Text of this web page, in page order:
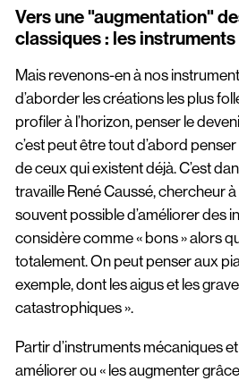
Vers une "augmentation"
classiques : les
Mais revenons-en à nos
d’aborder les créations les plus
profiler à l’horizon, penser le
c’est peut être tout d’abord
de ceux qui existent déjà. C’est
travaille René Caussé, chercheur à
souvent possible d’améliorer des
considère comme « bons » alors
totalement. On peut penser aux
exemple, dont les aigus et les
catastrophiques ».
Partir d’instruments mécaniques
améliorer ou « les augmenter